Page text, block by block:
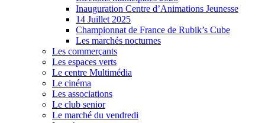
Inauguration Centre d’Animations Jeunesse
14 Juillet 2025
Championnat de France de Rubik’s Cube
Les marchés nocturnes
Les commerçants
Les espaces verts
Le centre Multimédia
Le cinéma
Les associations
Le club senior
Le marché du vendredi